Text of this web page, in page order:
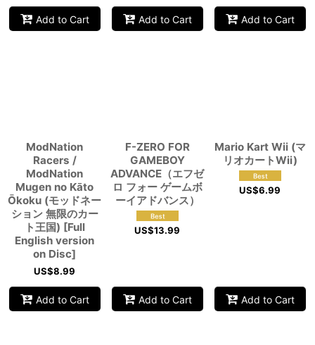
Add to Cart Add to Cart Add to Cart
ModNation
Racers /
ModNation
Mugen no Kāto
Ōkoku (モッドネー
ション 無限のカー
ト王国) [Full
English version
on Disc]
US$8.99
Add to Cart
F-ZERO FOR
GAMEBOY
ADVANCE（エフゼ
ロ フォー ゲームボ
ーイアドバンス）
US$13.99
Add to Cart
Mario Kart Wii (マ
リオカートWii)
US$6.99
Add to Cart